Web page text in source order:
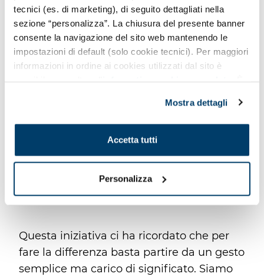
tecnici (es. di marketing), di seguito dettagliati nella
sezione “personalizza”. La chiusura del presente banner
consente la navigazione del sito web mantenendo le
impostazioni di default (solo cookie tecnici). Per maggiori
informazioni in ordine ai cookies utilizzati dal sito è
seguito mediante il pulsante presente a sinistra in basso,
della pagina web.
Mostra dettagli
Accetta tutti
Personalizza
Questa iniziativa ci ha ricordato che per
fare la differenza basta partire da un gesto
semplice ma carico di significato. Siamo